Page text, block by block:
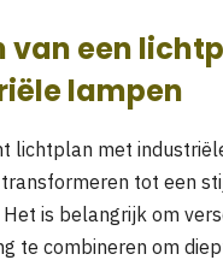
van een
lampen
lichtplan met
tot een
is belangrijk om
te combineren om